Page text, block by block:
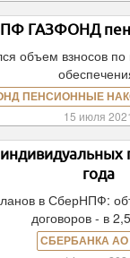
ГАЗФОНД
объем взносов
ПЕНСИОННЫЕ
15 июля 2021
года
в СберНПФ:
договоров - в
СБЕРБАНКА